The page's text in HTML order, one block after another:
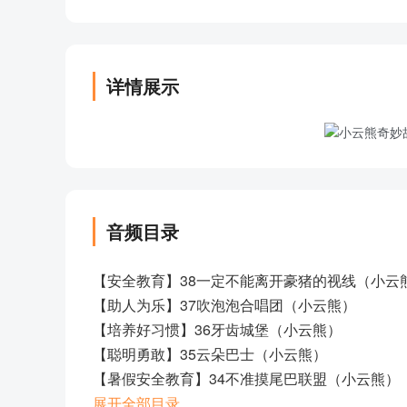
详情展示
音频目录
【安全教育】38一定不能离开豪猪的视线（小云
【助人为乐】37吹泡泡合唱团（小云熊）
【培养好习惯】36牙齿城堡（小云熊）
【聪明勇敢】35云朵巴士（小云熊）
【暑假安全教育】34不准摸尾巴联盟（小云熊）